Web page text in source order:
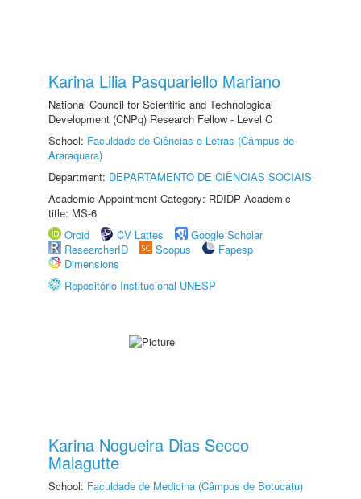
Karina Lilia Pasquariello Mariano
National Council for Scientific and Technological
Development (CNPq) Research Fellow - Level C
School: Faculdade de Ciências e Letras (Câmpus de
Araraquara)
Department: DEPARTAMENTO DE CIÊNCIAS SOCIAIS
Academic Appointment Category: RDIDP Academic
title: MS-6
Orcid
CV Lattes
Google Scholar
ResearcherID
Scopus
Fapesp
Dimensions
Repositório Institucional UNESP
Karina Nogueira Dias Secco
Malagutte
School: Faculdade de Medicina (Câmpus de Botucatu)